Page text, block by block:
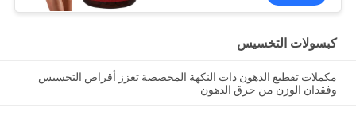
كبسولات التخسيس
مكملات تقطيع الدهون ذات النكهة المخصصة تعزز أقراص التخسيس
وفقدان الوزن من حرق الدهون